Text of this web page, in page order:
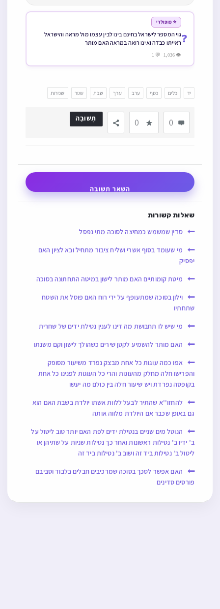
❓
⭐ פופולרי
גוי המספר לישראל בחינם בינו לבין עצמו מול מראה והישראל
ראייתו כבדה ואינו רואה במראה האם מותר
👁 1,036 💬 1
יד כלים כסף ערב ערך שבת שטר שכירות
0
0 תְשׁוּבָה
השאר תשובה
שאלות קשורות
סדין שמשמש כמחיצה לסוכה מתי נפסל
מי שעומד בסוף אשרי ושליח ציבור מתחיל ובא לציון האם
יפסיק
מיטת קומותיים האם מותר לישון במיטה התחתונה בסוכה
וילון בסוכה שמתעופף על ידי רוח האם פוסל את השטח
שתחתיו
מי שיש לו תחבושת מה דינו לענין נטילת ידים של שחרית
האם מותר להשמיע לקטן שירים כשהולך לישון וקם משנתו
אפו כמה עוגות כל אחת מבצק נפרד משיעור מסופק
והפרישו חלה מחלק מהעוגות והרי כל העוגות לפנינו כל אחת
בקופסה נפרדת ויש שיעור חלה בין כולם מה יעשו
להחזו''א שהתיר לבעל ללוות אשתו יולדת בשבת האם הוא
גם באופן שכבר אם היולדת מלווה אותה
הנוטל מים שניים בנטילת ידים לפת האם יותר טוב ליטול על
ב' ידיו ב' נטילות ראשונות ואחר כך נטילות שניות על שתיהן או
ליטול ב' נטילות ביד זה ושוב ב' נטילות ביד זה
האם אפשר לסכך בסוכה שמרכיבים חבלים בלבוד וסביבם
פורסים סדינים